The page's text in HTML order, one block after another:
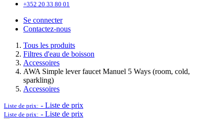
+352 20 33 80 01
Se connecter
Contactez-nous
Tous les produits
Filtres d'eau de boisson
Accessoires
AWA Simple lever faucet Manuel 5 Ways (room, cold,
sparkling)
Accessoires
Liste de prix: - Liste de prix
Liste de prix: - Liste de prix